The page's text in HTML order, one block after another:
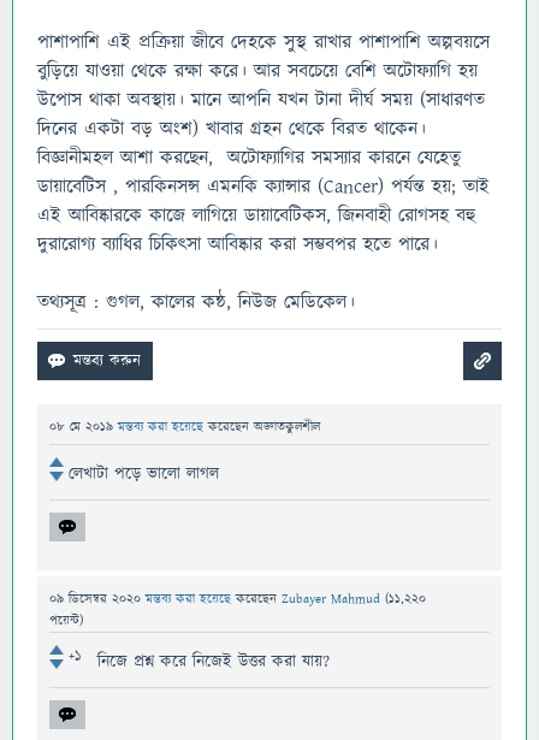
পাশাপাশি এই প্রক্রিয়া জীবে দেহকে সুস্থ রাখার পাশাপাশি অল্পবয়সে
বুড়িয়ে যাওয়া থেকে রক্ষা করে। আর সবচেয়ে বেশি অটোফ্যাগি হয়
উপোস থাকা অবস্থায়। মানে আপনি যখন টানা দীর্ঘ সময় (সাধারণত
দিনের একটা বড় অংশ) খাবার গ্রহন থেকে বিরত থাকেন।
বিজ্ঞানীমহল আশা করছেন, অটোফ্যাগির সমস্যার কারনে যেহেতু
ডায়াবেটিস , পারকিনসন্স এমনকি ক্যান্সার (Cancer) পর্যন্ত হয়; তাই
এই আবিষ্কারকে কাজে লাগিয়ে ডায়াবেটিকস, জিনবাহী রোগসহ বহু
দুরারোগ্য ব্যাধির চিকিৎসা আবিষ্কার করা সম্ভবপর হতে পারে।
তথ্যসূত্র : গুগল, কালের কন্ঠ, নিউজ মেডিকেল।
08 মে 2019 মন্তব্য করা হয়েছেকরেছেনঅজ্ঞাতকুলশীল
লেখাটা পড়ে ভালো লাগল
09 ডিসেম্বর 2020 মন্তব্য করা হয়েছেকরেছেন Zubayer Mahmud (11,220
পয়েন্ট)
+1 নিজে প্রশ্ন করে নিজেই উত্তর করা যায়?